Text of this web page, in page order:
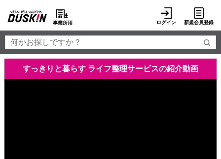
事業所用 ログイン 新規会員登録
すっきりと暮らす ライフ整理サービスの紹介動画